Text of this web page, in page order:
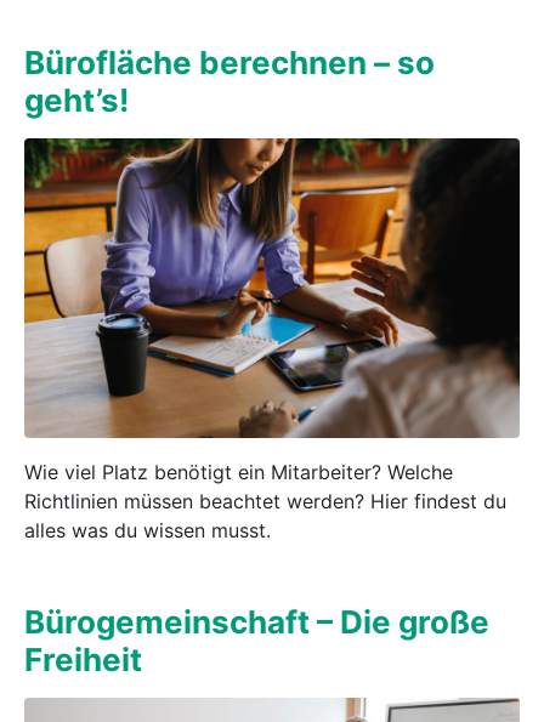
Bürofläche berechnen – so
geht’s!
Wie viel Platz benötigt ein Mitarbeiter? Welche
Richtlinien müssen beachtet werden? Hier findest du
alles was du wissen musst.
Büro­ge­mein­schaft – Die große
Freiheit